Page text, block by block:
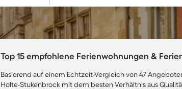
Top 15 empfohlene Ferienwohnungen &
Basierend auf einem Echtzeit-Vergleich von 47
Holte-Stukenbrock mit dem besten Verhältnis aus